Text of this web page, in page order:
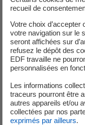
Service de
service-de-
recueil de
Votre choix d’accepter
votre navigation sur le
seront affichées sur
refusez le dépôt des
EDF travaille ne
personnalisées en
Les informations
traceurs pourront être
autres appareils et/ou
collectées par nos
exprimés par ailleurs.